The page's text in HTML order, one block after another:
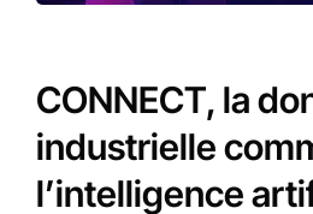
CONNECT, la
industrielle
l’intelligence